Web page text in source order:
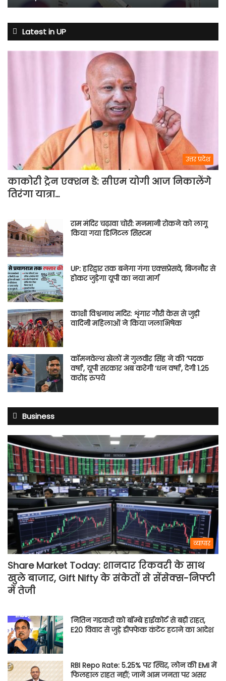
बढ़ी
Latest in UP
उत्तर प्रदेश
काकोरी ट्रेन एक्शन डे: सीएम योगी आज निकालेंगे
तिरंगा यात्रा…
राम मंदिर चढ़ावा चोरी: मनमानी रोकने को लागू
किया गया डिजिटल सिस्टम
UP: हरिद्वार तक बनेगा गंगा एक्सप्रेसवे, बिजनौर से
होकर जुड़ेगा यूपी का नया मार्ग
काशी विश्वनाथ मदिर: शृंगार गौरी केस से जुड़ी
वादिनी महिलाओं ने किया जलाभिषेक
कॉमनवेल्थ खेलों में गुलवीर सिंह ने की ‘पदक
वर्षा’, यूपी सरकार अब करेगी ‘धन वर्षा’, देगी 1.25
करोड़ रुपये
Business
व्यापार
Share Market Today: शानदार रिकवरी के साथ
खुले बाजार, Gift Nifty के संकेतों से सेंसेक्स-निफ्टी
में तेजी
नितिन गडकरी को बॉम्बे हाईकोर्ट से बड़ी राहत,
E20 विवाद से जुड़े डीपफेक कंटेंट हटाने का आदेश
RBI Repo Rate: 5.25% पर स्थिर, लोन की EMI में
फिलहाल राहत नहीं; जानें आम जनता पर असर